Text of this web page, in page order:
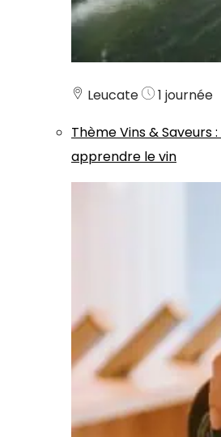
Leucate
1 journée
ThèmeVins & Saveurs:
apprendre le vin